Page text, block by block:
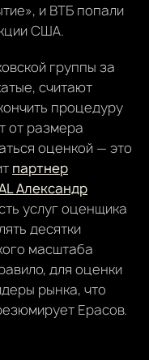
и ВТБ попали
США.
группы за
считают
процедуру
от размера
оценкой — это
партнер
Александр
услуг оценщика
десятки
масштаба
для оценки
рынка, что
Ерасов.